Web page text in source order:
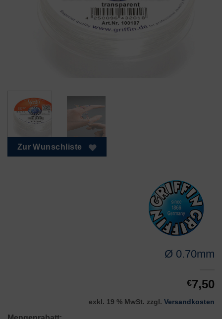
Zur Wunschliste
Ø 0.70mm
€7,50
exkl. 19 % MwSt. zzgl. Versandkosten